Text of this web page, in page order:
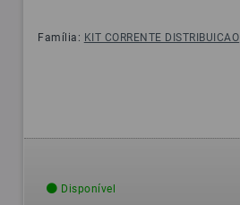
Família: KIT CORRENTE DISTRIBUICAO
Disponível